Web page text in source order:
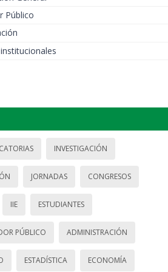
Público
INVESTIGACIÓN
JORNADAS CONGRESOS
IIE ESTUDIANTES
PÚBLICO ADMINISTRACIÓN
ESTADÍSTICA ECONOMÍA